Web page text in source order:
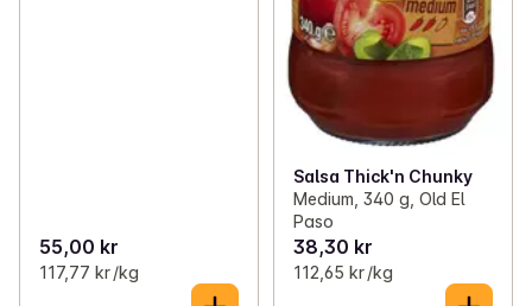
55,00 kr
117,77 kr /kg
Salsa Thick'n Chunky
Medium, 340 g, Old El
Paso
38,30 kr
112,65 kr /kg